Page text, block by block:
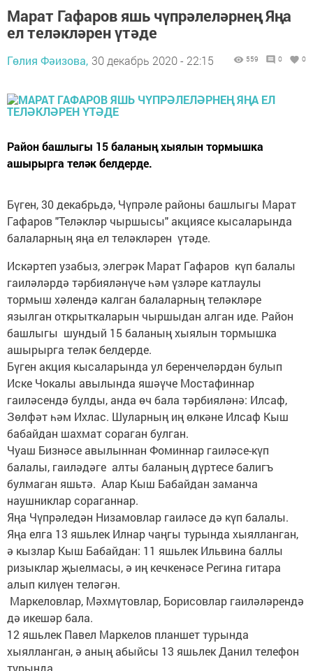
Марат Гафаров яшь чүпрәлеләрнең Яңа
ел теләкләрен үтәде
Гөлия Фәизова, 30 декабрь 2020 - 22:15 559 0 0
Район башлыгы 15 баланың хыялын тормышка
ашырырга теләк белдерде.
Бүген, 30 декабрьдә, Чүпрәле районы башлыгы Марат
Гафаров "Теләкләр чыршысы" акциясе кысаларында
балаларның яңа ел теләкләрен үтәде.
Искәртеп узабыз, элегрәк Марат Гафаров күп балалы
гаиләләрдә тәрбияләнүче һәм үзләре катлаулы
тормыш хәлендә калган балаларның теләкләре
язылган открыткаларын чыршыдан алган иде. Район
башлыгы шундый 15 баланың хыялын тормышка
ашырырга теләк белдерде.
Бүген акция кысаларында ул беренчеләрдән булып
Иске Чокалы авылында яшәүче Мостафиннар
гаиләсендә булды, анда өч бала тәрбияләнә: Илсаф,
Зөлфәт һәм Ихлас. Шуларның иң өлкәне Илсаф Кыш
бабайдан шахмат сораган булган.
Чуаш Бизнәсе авылыннан Фоминнар гаиләсе-күп
балалы, гаиләдәге алты баланың дүртесе балигъ
булмаган яшьтә. Алар Кыш Бабайдан заманча
наушниклар сораганнар.
Яңа Чүпрәледән Низамовлар гаиләсе дә күп балалы.
Яңа елга 13 яшьлек Илнар чаңгы турында хыялланган,
ә кызлар Кыш Бабайдан: 11 яшьлек Ильвина баллы
ризыклар җыелмасы, ә иң кечкенәсе Регина гитара
алып килүен теләгән.
Маркеловлар, Мәхмүтовлар, Борисовлар гаиләләрендә
дә икешәр бала.
12 яшьлек Павел Маркелов планшет турында
хыялланган, ә аның абыйсы 13 яшьлек Данил телефон
турында.